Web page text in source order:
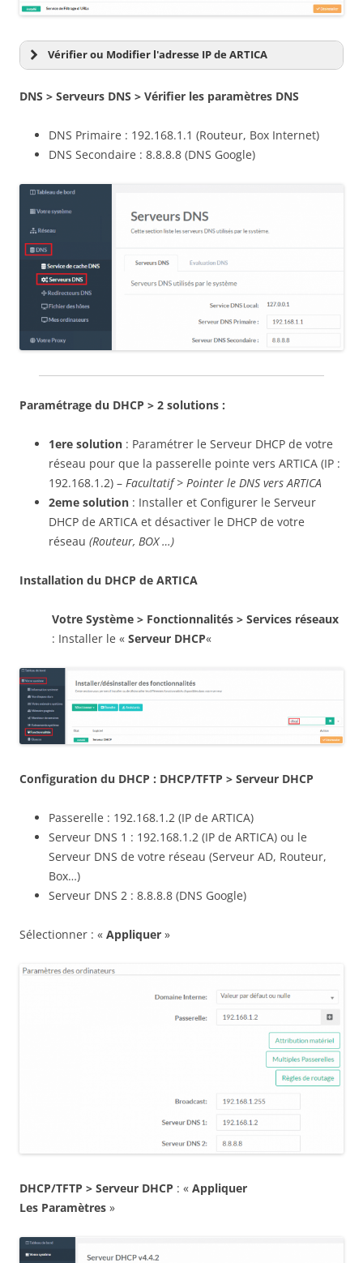
Vérifier ou Modifier l'adresse IP de ARTICA
DNS > Serveurs DNS > Vérifier les paramètres DNS
DNS Primaire : 192.168.1.1 (Routeur, Box Internet)
DNS Secondaire : 8.8.8.8 (DNS Google)
Paramétrage du DHCP > 2 solutions :
1ere solution : Paramétrer le Serveur DHCP de votre
réseau pour que la passerelle pointe vers ARTICA (IP :
192.168.1.2) – Facultatif > Pointer le DNS vers ARTICA
2eme solution : Installer et Configurer le Serveur
DHCP de ARTICA et désactiver le DHCP de votre
réseau (Routeur, BOX …)
Installation du DHCP de ARTICA
Votre Système > Fonctionnalités > Services réseaux
: Installer le « Serveur DHCP«
Configuration du DHCP : DHCP/TFTP > Serveur DHCP
Passerelle : 192.168.1.2 (IP de ARTICA)
Serveur DNS 1 : 192.168.1.2 (IP de ARTICA) ou le
Serveur DNS de votre réseau (Serveur AD, Routeur,
Box…)
Serveur DNS 2 : 8.8.8.8 (DNS Google)
Sélectionner : « Appliquer »
DHCP/TFTP > Serveur DHCP : « Appliquer
Les Paramètres »